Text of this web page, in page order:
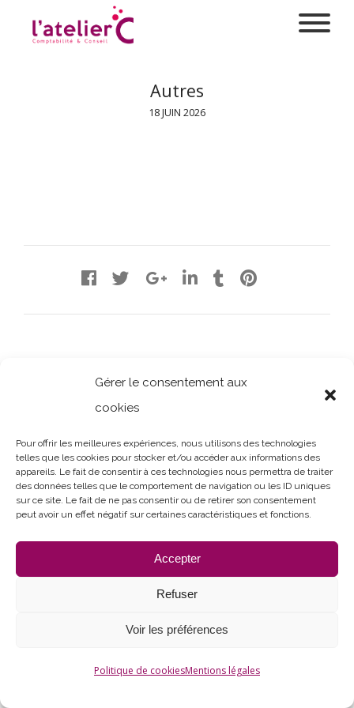
Gérer le consentement aux
cookies
Pour offrir les meilleures expériences, nous utilisons des technologies
telles que les cookies pour stocker et/ou accéder aux informations des
appareils. Le fait de consentir à ces technologies nous permettra de traiter
des données telles que le comportement de navigation ou les ID uniques
sur ce site. Le fait de ne pas consentir ou de retirer son consentement
peut avoir un effet négatif sur certaines caractéristiques et fonctions.
Accepter
Refuser
Voir les préférences
Politique de cookiesMentions légales
Autres
18 JUIN 2026
© 2022 L'Atelier C. - Tous droits réservés -Mentions légales